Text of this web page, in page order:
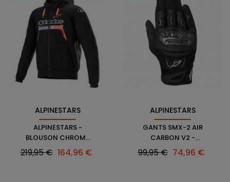
ALPINESTARS
ALPINESTARS -
BLOUSON CHROME
IGNITION HOODIE
Prix
219,95 € Prix
164,96 €
ALPINESTARS
GANTS SMX-2 AIR
CARBON V2 -
ALPINESTARS
Prix
99,95 € Prix
74,96 €